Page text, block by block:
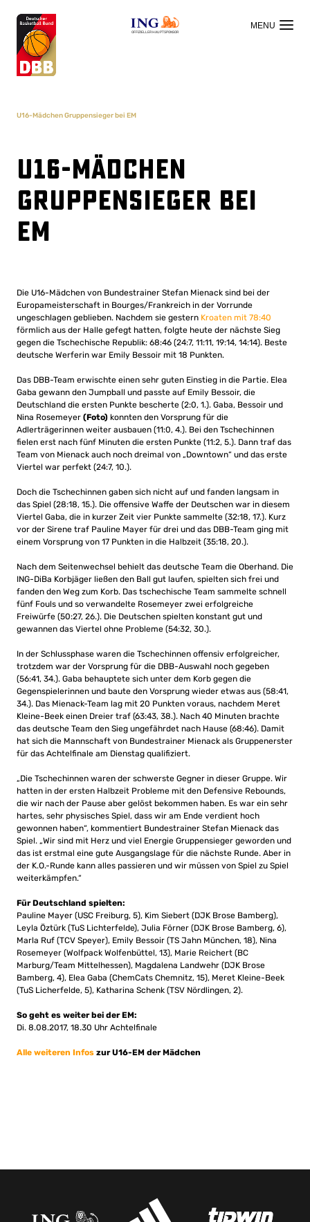
OFFIZIELLER HAUPTSPONSOR
U16-Mädchen Gruppensieger bei EM
U16-Mädchen
Gruppensieger bei
EM
Die U16-Mädchen von Bundestrainer Stefan Mienack sind bei der
Europameisterschaft in Bourges/Frankreich in der Vorrunde
ungeschlagen geblieben. Nachdem sie gestern Kroaten mit 78:40
förmlich aus der Halle gefegt hatten, folgte heute der nächste Sieg
gegen die Tschechische Republik: 68:46 (24:7, 11:11, 19:14, 14:14). Beste
deutsche Werferin war Emily Bessoir mit 18 Punkten.
Das DBB-Team erwischte einen sehr guten Einstieg in die Partie. Elea
Gaba gewann den Jumpball und passte auf Emily Bessoir, die
Deutschland die ersten Punkte bescherte (2:0, 1.). Gaba, Bessoir und
Nina Rosemeyer (Foto) konnten den Vorsprung für die
Adlerträgerinnen weiter ausbauen (11:0, 4.). Bei den Tschechinnen
fielen erst nach fünf Minuten die ersten Punkte (11:2, 5.). Dann traf das
Team von Mienack auch noch dreimal von „Downtown“ und das erste
Viertel war perfekt (24:7, 10.).
Doch die Tschechinnen gaben sich nicht auf und fanden langsam in
das Spiel (28:18, 15.). Die offensive Waffe der Deutschen war in diesem
Viertel Gaba, die in kurzer Zeit vier Punkte sammelte (32:18, 17.). Kurz
vor der Sirene traf Pauline Mayer für drei und das DBB-Team ging mit
einem Vorsprung von 17 Punkten in die Halbzeit (35:18, 20.).
Nach dem Seitenwechsel behielt das deutsche Team die Oberhand. Die
ING-DiBa Korbjäger ließen den Ball gut laufen, spielten sich frei und
fanden den Weg zum Korb. Das tschechische Team sammelte schnell
fünf Fouls und so verwandelte Rosemeyer zwei erfolgreiche
Freiwürfe (50:27, 26.). Die Deutschen spielten konstant gut und
gewannen das Viertel ohne Probleme (54:32, 30.).
In der Schlussphase waren die Tschechinnen offensiv erfolgreicher,
trotzdem war der Vorsprung für die DBB-Auswahl noch gegeben
(56:41, 34.). Gaba behauptete sich unter dem Korb gegen die
Gegenspielerinnen und baute den Vorsprung wieder etwas aus (58:41,
34.). Das Mienack-Team lag mit 20 Punkten voraus, nachdem Meret
Kleine-Beek einen Dreier traf (63:43, 38.). Nach 40 Minuten brachte
das deutsche Team den Sieg ungefährdet nach Hause (68:46). Damit
hat sich die Mannschaft von Bundestrainer Mienack als Gruppenerster
für das Achtelfinale am Dienstag qualifiziert.
„Die Tschechinnen waren der schwerste Gegner in dieser Gruppe. Wir
hatten in der ersten Halbzeit Probleme mit den Defensive Rebounds,
die wir nach der Pause aber gelöst bekommen haben. Es war ein sehr
hartes, sehr physisches Spiel, dass wir am Ende verdient hoch
gewonnen haben“, kommentiert Bundestrainer Stefan Mienack das
Spiel. „Wir sind mit Herz und viel Energie Gruppensieger geworden und
das ist erstmal eine gute Ausgangslage für die nächste Runde. Aber in
der K.O.-Runde kann alles passieren und wir müssen von Spiel zu Spiel
weiterkämpfen.“
Für Deutschland spielten:
Pauline Mayer (USC Freiburg, 5), Kim Siebert (DJK Brose Bamberg),
Leyla Öztürk (TuS Lichterfelde), Julia Förner (DJK Brose Bamberg, 6),
Marla Ruf (TCV Speyer), Emily Bessoir (TS Jahn München, 18), Nina
Rosemeyer (Wolfpack Wolfenbüttel, 13), Marie Reichert (BC
Marburg/Team Mittelhessen), Magdalena Landwehr (DJK Brose
Bamberg, 4), Elea Gaba (ChemCats Chemnitz, 15), Meret Kleine-Beek
(TuS Licherfelde, 5), Katharina Schenk (TSV Nördlingen, 2).
So geht es weiter bei der EM:
Di. 8.08.2017, 18.30 Uhr Achtelfinale
Alle weiteren Infos zur U16-EM der Mädchen